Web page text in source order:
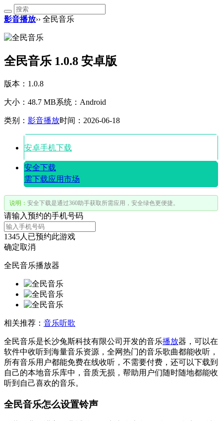
影音播放›› 全民音乐
全民音乐 1.0.8 安卓版
版本：1.0.8
大小：48.7 MB系统：Android
类别： 影音播放时间：2026-06-18
安卓手机下载
安全下载
需下载应用市场
说明： 安全下载是通过360助手获取所需应用，安全绿色更便捷。
请输入预约的手机号码
1345人已预约此游戏
确定取消
全民音乐播放器
相关推荐： 音乐听歌
全民音乐是长沙兔斯科技有限公司开发的音乐播放器，可以在
软件中收听到海量音乐资源，全网热门的音乐歌曲都能收听，
所有音乐用户都能免费在线收听，不需要付费，还可以下载到
自己的本地音乐库中，音质无损，帮助用户们随时随地都能收
听到自己喜欢的音乐。
全民音乐怎么设置铃声